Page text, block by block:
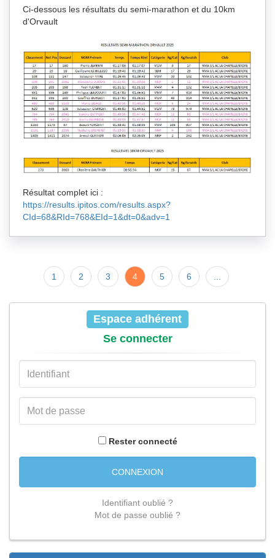
Ci-dessous les résultats du semi-marathon et du 10km
d'Orvault
Résultat complet ici :
https://results.ipitos.com/results.aspx?
CId=68&RId=768&EId=1&dt=0&adv=1
1 2 3 4 5 6 ...
Espace adhérent
Se connecter
Rester connecté
CONNEXION
Identifiant oublié ?
Mot de passe oublié ?